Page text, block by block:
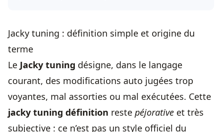
Jacky tuning : définition simple et origine du
terme
Le Jacky tuning désigne, dans le langage
courant, des modifications auto jugées trop
voyantes, mal assorties ou mal exécutées. Cette
jacky tuning définition reste péjorative et très
subjective : ce n’est pas un style officiel du